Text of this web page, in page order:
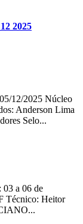
2025
12/2025 Núcleo
Anderson Lima
Selo...
03 a 06 de
Técnico: Heitor